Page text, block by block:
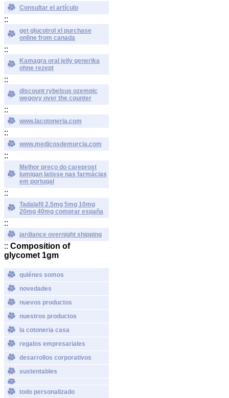
Consultar el artículo
::
get glucotrol xl purchase
online from canada
::
Kamagra oral jelly generika
ohne rezept
::
discount rybelsus ozempic
wegovy over the counter
::
www.lacotoneria.com
::
www.medicosdemurcia.com
::
Melhor preço do careprost
lumigan latisse nas farmácias
em portugal
::
Tadalafil 2.5mg 5mg 10mg
20mg 40mg comprar españa
::
jardiance overnight shipping
:: Composition of
glycomet 1gm
quiénes somos
novedades
nuevos productos
nuestros productos
la cotoneria casa
regalos empresariales
desarrollos corporativos
sustentables
todo personalizado